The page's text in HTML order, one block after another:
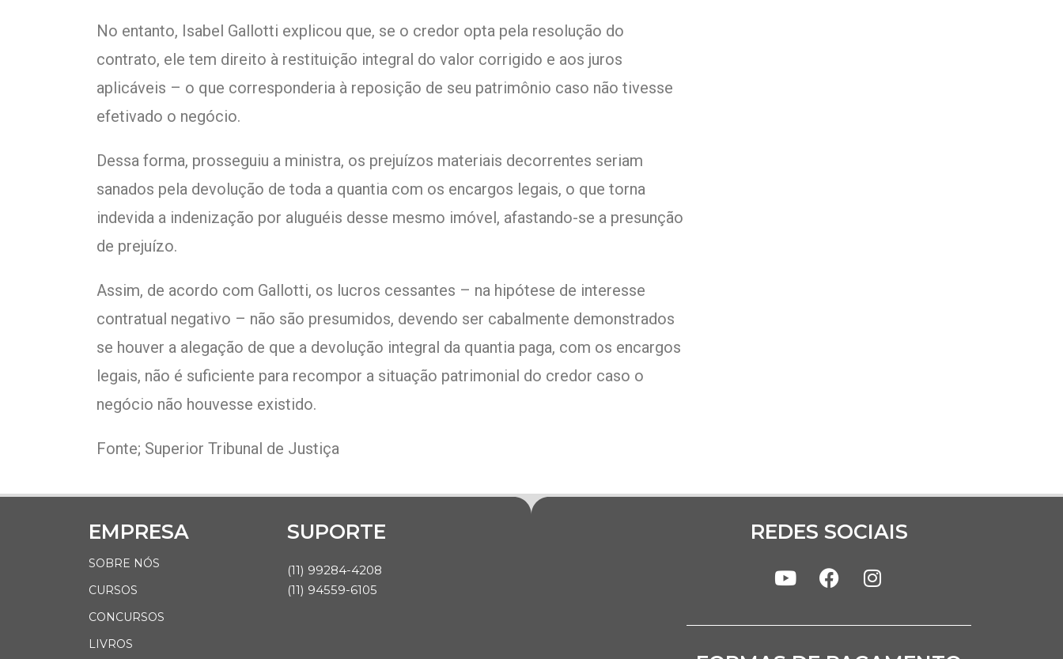
No entanto, Isabel Gallotti explicou que, se o credor opta pela resolução do
contrato, ele tem direito à restituição integral do valor corrigido e aos juros
aplicáveis – o que corresponderia à reposição de seu patrimônio caso não tivesse
efetivado o negócio.
Dessa forma, prosseguiu a ministra, os prejuízos materiais decorrentes seriam
sanados pela devolução de toda a quantia com os encargos legais, o que torna
indevida a indenização por aluguéis desse mesmo imóvel, afastando-se a presunção
de prejuízo.
Assim, de acordo com Gallotti, os lucros cessantes – na hipótese de interesse
contratual negativo – não são presumidos, devendo ser cabalmente demonstrados
se houver a alegação de que a devolução integral da quantia paga, com os encargos
legais, não é suficiente para recompor a situação patrimonial do credor caso o
negócio não houvesse existido.
Fonte; Superior Tribunal de Justiça
EMPRESA
SOBRE NÓS
CURSOS
CONCURSOS
LIVROS
SUPORTE
(11) 99284-4208
(11) 94559-6105
REDES SOCIAIS